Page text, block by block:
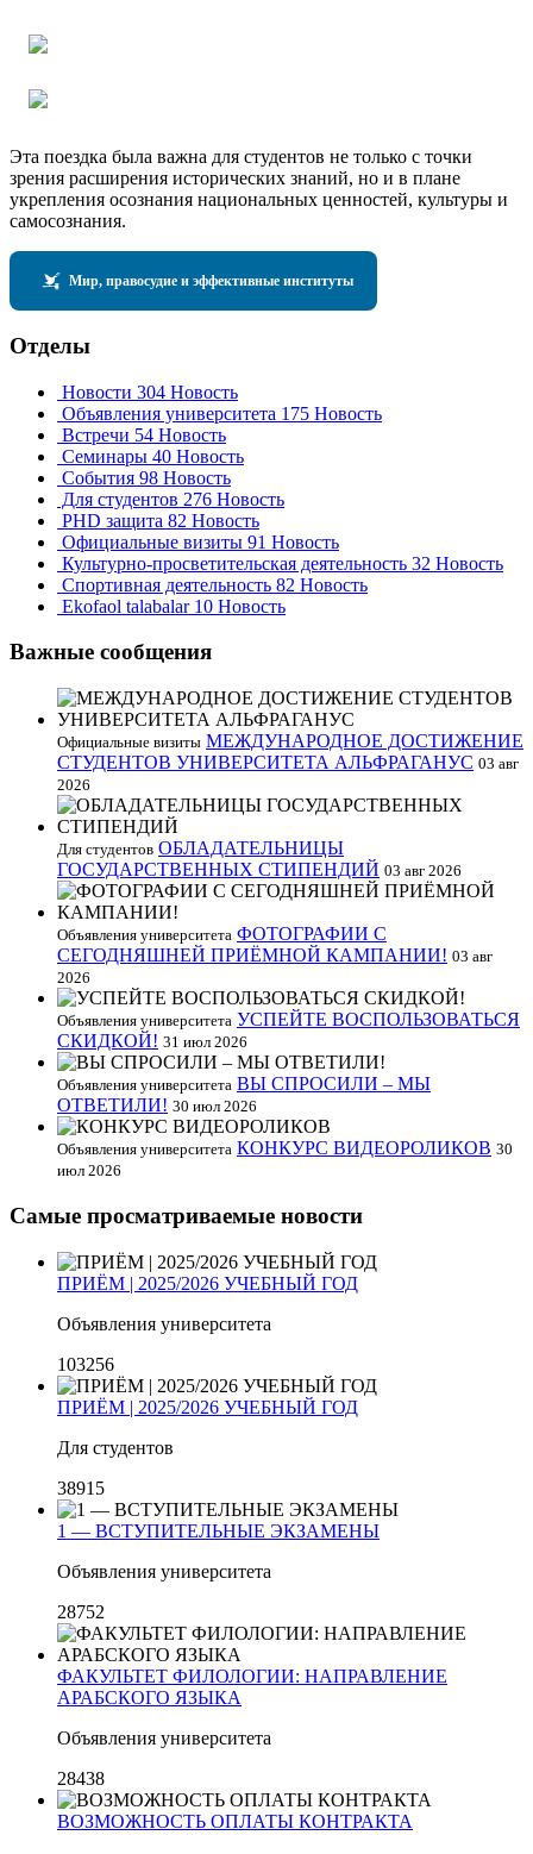
Эта поездка была важна для студентов не только с точки
зрения расширения исторических знаний, но и в плане
укрепления осознания национальных ценностей, культуры и
самосознания.
Мир, правосудие и эффективные институты
Отделы
Новости 304 Новость
Объявления университета 175 Новость
Встречи 54 Новость
Семинары 40 Новость
События 98 Новость
Для студентов 276 Новость
PHD защита 82 Новость
Официальные визиты 91 Новость
Культурно-просветительская деятельность 32 Новость
Спортивная деятельность 82 Новость
Ekofaol talabalar 10 Новость
Важные сообщения
Официальные визиты МЕЖДУНАРОДНОЕ ДОСТИЖЕНИЕ
СТУДЕНТОВ УНИВЕРСИТЕТА АЛЬФРАГАНУС 03 авг
2026
Для студентов ОБЛАДАТЕЛЬНИЦЫ
ГОСУДАРСТВЕННЫХ СТИПЕНДИЙ 03 авг 2026
Объявления университета ФОТОГРАФИИ С
СЕГОДНЯШНЕЙ ПРИЁМНОЙ КАМПАНИИ! 03 авг
2026
Объявления университета УСПЕЙТЕ ВОСПОЛЬЗОВАТЬСЯ
СКИДКОЙ! 31 июл 2026
Объявления университета ВЫ СПРОСИЛИ – МЫ
ОТВЕТИЛИ! 30 июл 2026
Объявления университета КОНКУРС ВИДЕОРОЛИКОВ 30
июл 2026
Самые просматриваемые новости
ПРИЁМ | 2025/2026 УЧЕБНЫЙ ГОД
Объявления университета
103256
ПРИЁМ | 2025/2026 УЧЕБНЫЙ ГОД
Для студентов
38915
1 — ВСТУПИТЕЛЬНЫЕ ЭКЗАМЕНЫ
Объявления университета
28752
ФАКУЛЬТЕТ ФИЛОЛОГИИ: НАПРАВЛЕНИЕ
АРАБСКОГО ЯЗЫКА
Объявления университета
28438
ВОЗМОЖНОСТЬ ОПЛАТЫ КОНТРАКТА